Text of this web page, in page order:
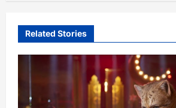
Related Stories